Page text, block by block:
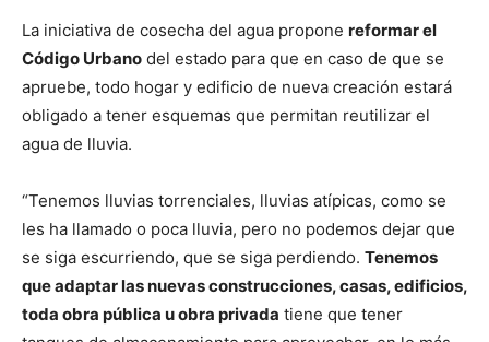
La iniciativa de cosecha del agua propone reformar el
Código Urbano del estado para que en caso de que se
apruebe, todo hogar y edificio de nueva creación estará
obligado a tener esquemas que permitan reutilizar el
agua de lluvia.
“Tenemos lluvias torrenciales, lluvias atípicas, como se
les ha llamado o poca lluvia, pero no podemos dejar que
se siga escurriendo, que se siga perdiendo. Tenemos
que adaptar las nuevas construcciones, casas, edificios,
toda obra pública u obra privada tiene que tener